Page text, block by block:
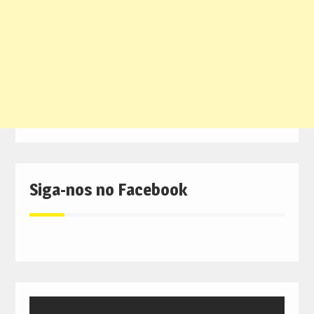
Siga-nos no Facebook